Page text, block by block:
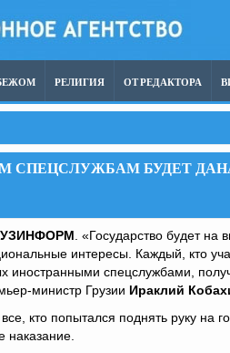
РЕЛИГИЯ ОТ РЕДАКТОРА
СПЕЦСЛУЖБАМ БУДЕТ
. «Государство будет на
интересы. Каждый, кто
иностранными спецслужбами,
министр Грузии Ираклий
кто попытался поднять руку на
наказание.